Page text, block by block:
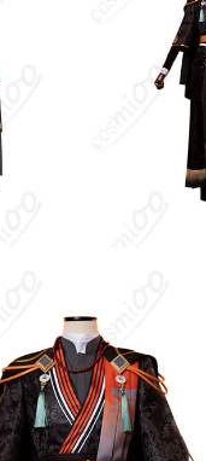
トベルト、白ベルト+腰飾
飾り、手首飾り、ブレス
ス、耳飾り（製造ロット
更される場合があります）
加工に7～15営業日、配送
（※土日祝除く）、合計で
アニメ・ゲーム系大型イ
会、コスプレ撮影会・ス
ロケーション撮影、ハロウ
祭・文化祭ステージ、ライ
わせ